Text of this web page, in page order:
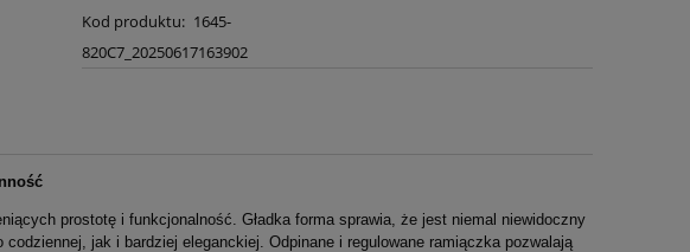
Kod produktu: 1645-
820C7_20250617163902
prostotę i funkcjonalność. Gładka forma sprawia, że jest niemal niewidoczny
jak i bardziej eleganckiej. Odpinane i regulowane ramiączka pozwalają